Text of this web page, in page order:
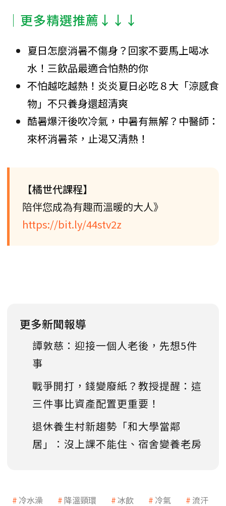
│更多精選推薦↓↓↓
夏日怎麼消暑不傷身？回家不要馬上喝冰
水！三飲品最適合怕熱的你
不怕越吃越熱！炎炎夏日必吃８大「涼感食
物」不只養身還超清爽
酷暑爆汗後吹冷氣，中暑有無解？中醫師：
來杯消暑茶，止渴又清熱！
【橘世代課程】
陪伴您成為有趣而溫暖的大人》
https://bit.ly/44stv2z
更多新聞報導
譚敦慈：迎接一個人老後，先想5件
事
戰爭開打，錢變廢紙？教授提醒：這
三件事比資產配置更重要！
退休養生村新趨勢「和大學當鄰
居」：沒上課不能住、宿舍變養老房
冷水澡 降溫頸環 冰飲 冷氣
流汗